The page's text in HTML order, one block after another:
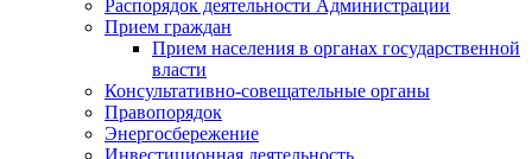
Распорядок деятельности Администрации
Прием граждан
Прием населения в органах государственной
власти
Консультативно-совещательные органы
Правопорядок
Энергосбережение
Инвестиционная деятельность